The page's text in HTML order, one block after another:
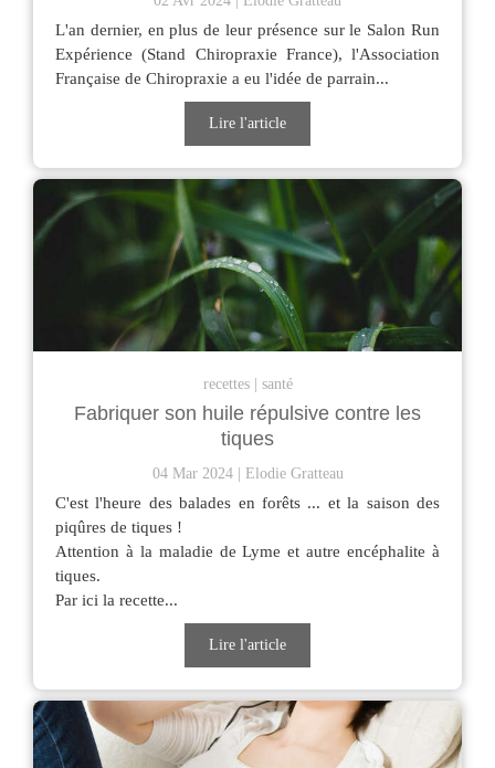
L'an dernier, en plus de leur présence sur le Salon Run
Expérience (Stand Chiropraxie France), l'Association
Française de Chiropraxie a eu l'idée de parrain...
Lire l'article
recettes santé
Fabriquer son huile répulsive contre les
tiques
04 Mar 2024 Elodie Gratteau
C'est l'heure des balades en forêts ... et la saison des
piqûres de tiques !
Attention à la maladie de Lyme et autre encéphalite à
tiques.
Par ici la recette...
Lire l'article